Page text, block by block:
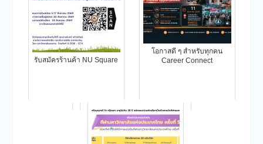
รับสมัครร้านค้า NU Square
โอกาสดี ๆ สำหรับทุกคน
Career Connect